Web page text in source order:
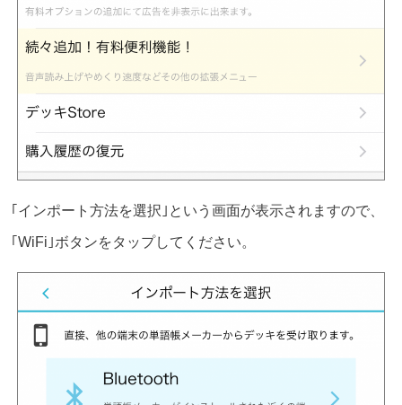
｢インポート方法を選択｣という画面が表示されますので、
｢WiFi｣ボタンをタップしてください。